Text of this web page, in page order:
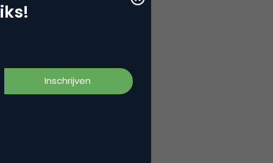
een
geeft
voor
in online
te
media